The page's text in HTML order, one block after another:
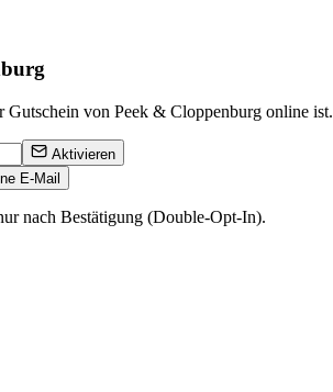
Gutschein von Peek & Cloppenburg online ist.
Aktivieren
E-Mail
nach Bestätigung (Double-Opt-In).